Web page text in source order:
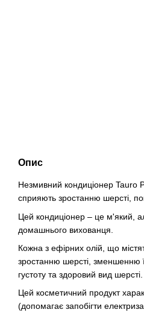
Опис
Незмивний кондиціонер Tauro
сприяють зростанню шерсті,
Цей кондиціонер – це м'який,
домашнього вихованця.
Кожна з ефірних олій, що
зростанню шерсті, зменшенню
густоту та здоровий вид шерсті.
Цей косметичний продукт
(допомагає запобігти